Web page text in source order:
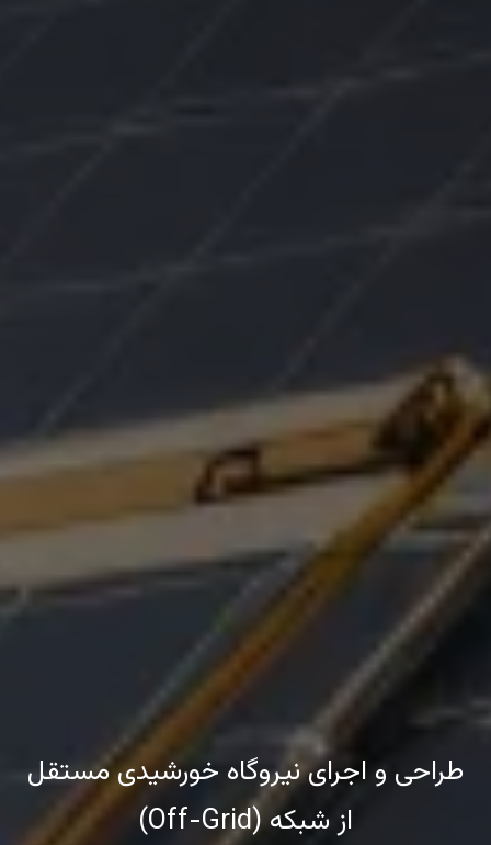
طراحی و اجرای نیروگاه خورشیدی مستقل
از شبکه (Off-Grid)